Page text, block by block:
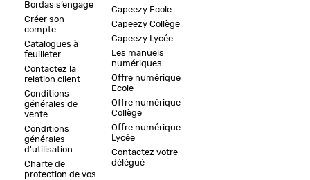
Bordas s’engage
Créer son
compte
Catalogues à
feuilleter
Contactez la
relation client
Conditions
générales de
vente
Conditions
générales
d'utilisation
Charte de
protection de vos
Capeezy Ecole
Capeezy Collège
Capeezy Lycée
Les manuels
numériques
Offre numérique
Ecole
Offre numérique
Collège
Offre numérique
Lycée
Contactez votre
délégué